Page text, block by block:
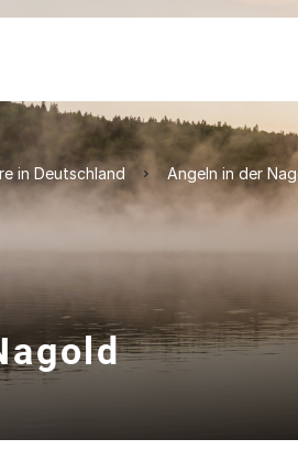
in Deutschland Angeln in der